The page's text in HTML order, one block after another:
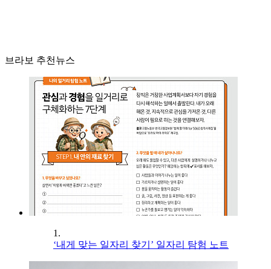
브라보 추천뉴스
1.
‘내게 맞는 일자리 찾기’ 일자리 탐험 노트